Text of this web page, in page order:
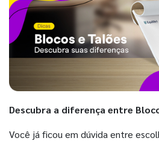
Descubra a diferença entre
Você já ficou em dúvida entre